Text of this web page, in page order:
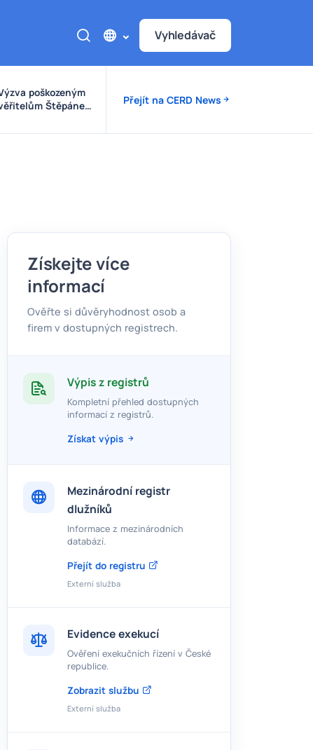
Vyhledávač
poškozeným
Štěpánek
Přejít na CERD News
Získejte více
informací
Ověřte si důvěryhodnost osob a
firem v dostupných registrech.
Výpis z registrů
Kompletní přehled dostupných
informací z registrů.
Získat výpis
Mezinárodní registr
dlužníků
Informace z mezinárodních
databází.
Přejít do registru
Externí služba
Evidence exekucí
Ověření exekučních řízení v České
republice.
Zobrazit službu
Externí služba